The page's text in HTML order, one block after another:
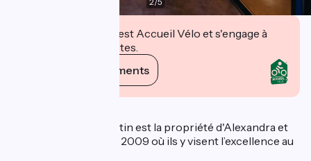
Cet établissement est Accueil Vélo et s'engage à
accueillir des cyclistes.
Voir ses engagements
Le Château Rol Valentin est la propriété d'Alexandra et
Nicolas Robin depuis 2009 où ils y visent l’excellence au